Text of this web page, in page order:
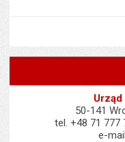
Urząd
50-141
tel. +48 71 777
e-